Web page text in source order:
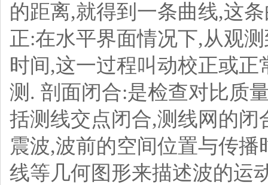
的距离,就得到一条曲线,这
正:在水平界面情况下,从观
时间,这一过程叫动校正或
测. 剖面闭合:是检查对比质
括测线交点闭合,测线网的
震波,波前的空间位置与传
线等几何图形来描述波的运